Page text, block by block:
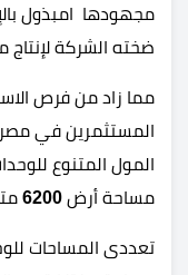
مجهودها امبذول
ضخته الشركة
مما زاد من فرص
المستثمرين في مصر
المول المتنوع
مساحة أرض 6200
تعددى المساحات